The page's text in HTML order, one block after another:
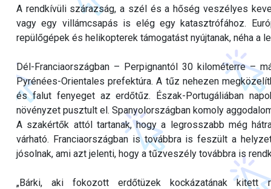
A rendkívüli szárazság, a szél és a hőség veszélyes
vagy egy villámcsapás is elég egy katasztrófához.
repülőgépek és helikopterek támogatást nyújtanak, néha a
Dél-Franciaországban – Perpignantól 30 kilométerre –
Pyrénées-Orientales prefektúra. A tűz nehezen
és falut fenyeget az erdőtűz. Észak-Portugáliában
növényzet pusztult el. Spanyolországban komoly
A szakértők attól tartanak, hogy a legrosszabb még
várható. Franciaországban is továbbra is feszült a
jósolnak, ami azt jelenti, hogy a tűzveszély továbbra is
„Bárki, aki fokozott erdőtüzek kockázatának kitett